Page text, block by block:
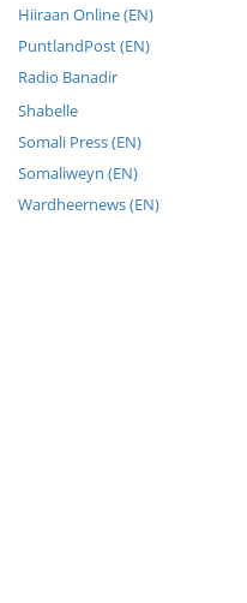
Hiiraan Online (EN)
PuntlandPost (EN)
Radio Banadir
Shabelle
Somali Press (EN)
Somaliweyn (EN)
Wardheernews (EN)